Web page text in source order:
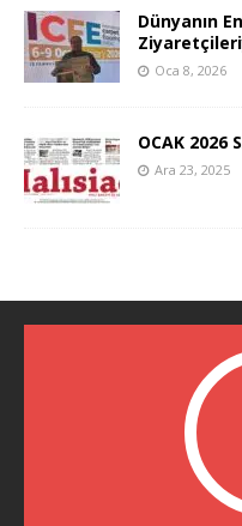
Dünyanın
Oca 8, 2026
OCAK 2026
Ara 23, 2025